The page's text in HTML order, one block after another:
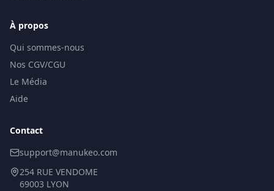
À propos
Qui sommes-nous
Nos CGV/CGU
Le Média
Aide
Contact
support@manukeo.com
254 RUE VENDOME
69003 LYON